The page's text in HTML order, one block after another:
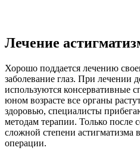
Лечение
Хорошо поддается лечению
заболевание глаз. При лечении
используются консервативные
юном возрасте все органы
здоровью, специалисты
методам терапии. Только после
сложной степени астигматизма
операции.